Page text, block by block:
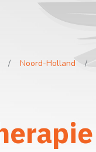
Noord-Holland